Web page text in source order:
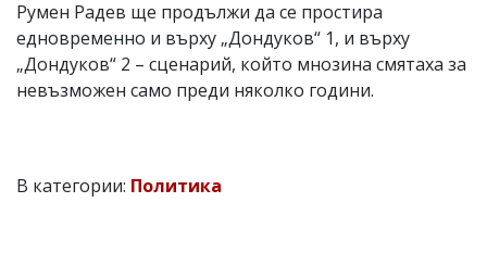
Румен Радев ще продължи да се простира
едновременно и върху „Дондуков“ 1, и върху
„Дондуков“ 2 – сценарий, който мнозина смятаха за
невъзможен само преди няколко години.
В категории: Политика